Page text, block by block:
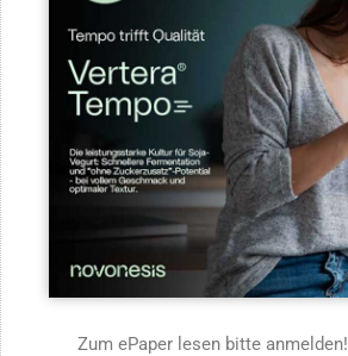
Zum ePaper lesen bitte anmelden!